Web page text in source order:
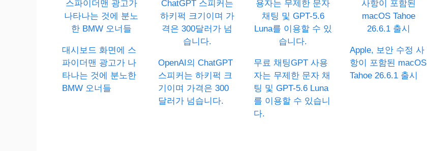
대시보드 화면에 스
파이더맨 광고가 나
타나는 것에 분노한
BMW 오너들
OpenAI의 ChatGPT
스피커는 하키퍽 크
기이며 가격은 300
달러가 넘습니다.
무료 채팅GPT 사용
자는 무제한 문자 채
팅 및 GPT-5.6 Luna
를 이용할 수 있습니
다.
Apple, 보안 수정 사
항이 포함된 macOS
Tahoe 26.6.1 출시